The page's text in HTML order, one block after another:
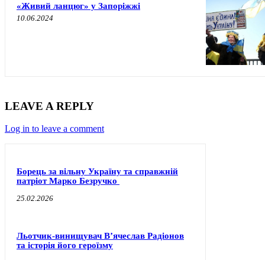
«Живий ланцюг» у Запоріжжі
10.06.2024
LEAVE A REPLY
Log in to leave a comment
Борець за вільну Україну та справжній
патріот Марко Безручко
25.02.2026
Льотчик-винищувач В’ячеслав Радіонов
та історія його героїзму